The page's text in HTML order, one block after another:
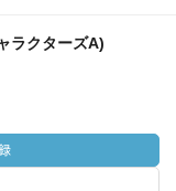
ラクターズA)